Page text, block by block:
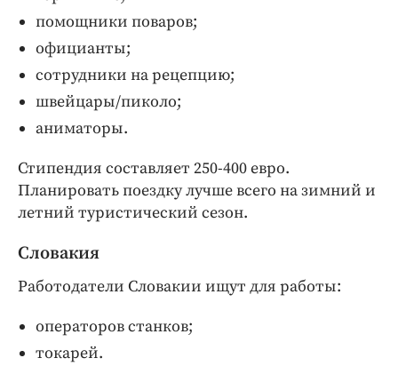
помощники поваров;
официанты;
сотрудники на рецепцию;
швейцары/пиколо;
аниматоры.
Стипендия составляет 250-400 евро.
Планировать поездку лучше всего на зимний и
летний туристический сезон.
Словакия
Работодатели Словакии ищут для работы:
операторов станков;
токарей.